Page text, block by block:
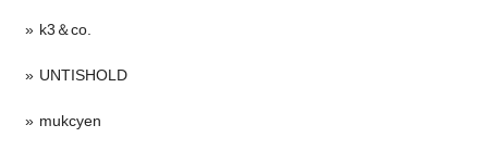
k3＆co.
UNTISHOLD
mukcyen